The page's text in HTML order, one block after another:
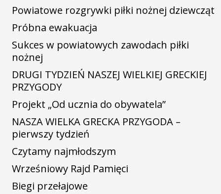
Powiatowe rozgrywki piłki nożnej dziewcząt
Próbna ewakuacja
Sukces w powiatowych zawodach piłki
nożnej
DRUGI TYDZIEŃ NASZEJ WIELKIEJ GRECKIEJ
PRZYGODY
Projekt „Od ucznia do obywatela”
NASZA WIELKA GRECKA PRZYGODA –
pierwszy tydzień
Czytamy najmłodszym
Wrześniowy Rajd Pamięci
Biegi przełajowe